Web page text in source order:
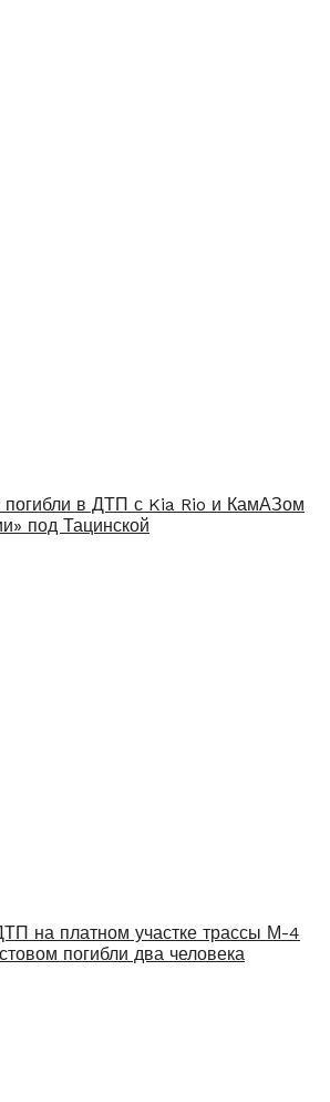
погибли в ДТП с Kia Rio и КамАЗом
под Тацинской
на платном участке трассы М-4
погибли два человека